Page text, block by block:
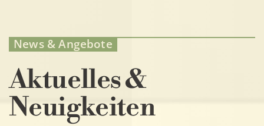
News & Angebote
Aktuelles &
Neuigkeiten